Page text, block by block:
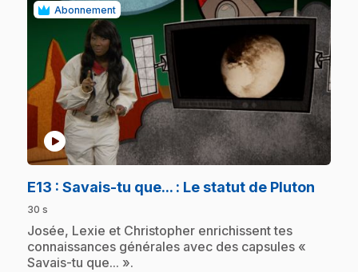
Abonnement
play_circle
E13 : Savais-tu que... : Le statut de Pluton
30 s
.Josée, Lexie et Christopher enrichissent tes
connaissances générales avec des capsules «
Savais-tu que... ».